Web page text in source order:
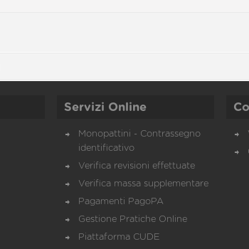
Servizi Online
Monopattini - Contrassegno
identificativo
Verifica revisioni effettuate
Verifica massa supplementare
Pagamenti PagoPA
Gestione Pratiche Online
Piattaforma CUDE